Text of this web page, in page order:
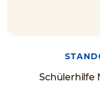
Schülerhilfe